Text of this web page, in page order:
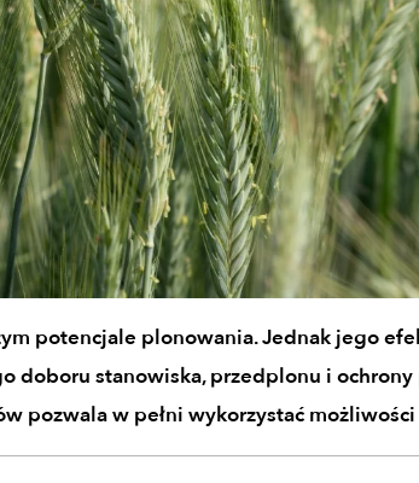
potencjale plonowania. Jednak jego
doboru stanowiska, przedplonu i
pozwala w pełni wykorzystać